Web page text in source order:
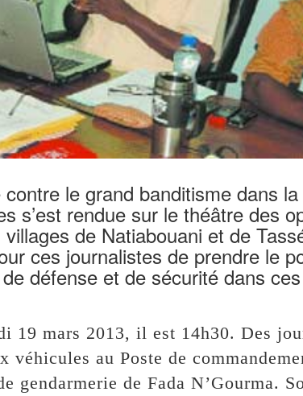
le grand banditisme dans la
s’est rendue sur le théâtre des
de Natiabouani et de
ces journalistes de prendre le
défense et de sécurité dans
19 mars 2013, il est 14h30. Des
véhicules au Poste de
gendarmerie de Fada N’Gourma.